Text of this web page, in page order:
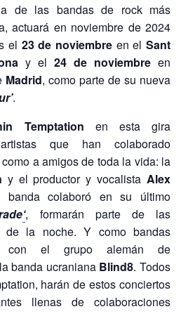
de las bandas de rock más
actuará en noviembre de 2024
el 23 de noviembre en elSant
y el 24 de noviembre en
Madrid, como parte de su nueva
.
Temptation en esta gira
que han colaborado
a amigos de toda la vida: la
y el productor y vocalista Alex
colaboró en su último
‘, formarán parte de las
de la noche. Y como bandas
con el grupo alemán de
banda ucraniana Blind8. Todos
harán de estos conciertos
llenas de colaboraciones